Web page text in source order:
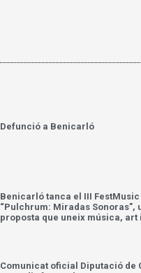
Defunció a Benicarló
Benicarló tanca el III FestMusic
“Pulchrum: Miradas Sonoras”,
proposta que uneix música, art
Comunicat oficial Diputació de